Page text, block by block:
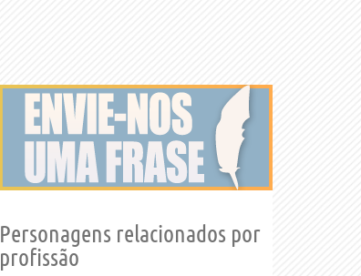
Personagens relacionados por
profissão